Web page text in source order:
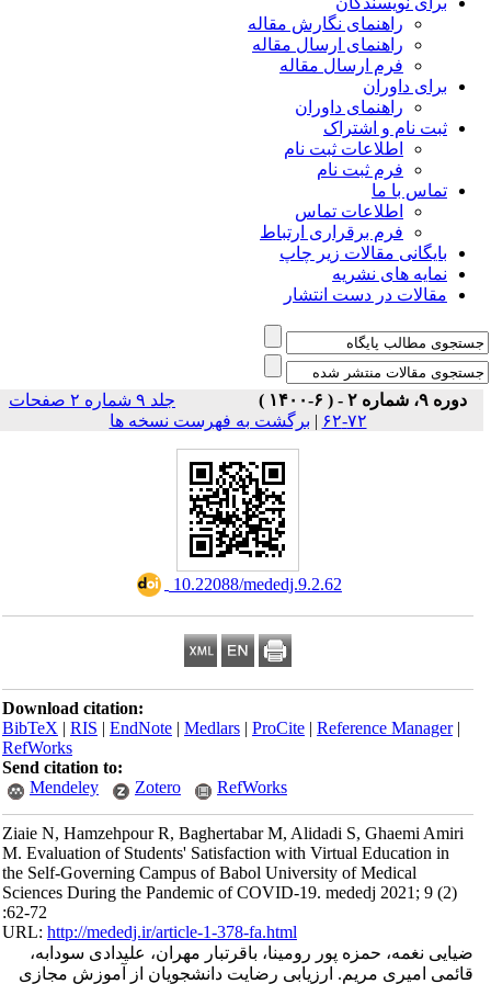
راهنمای نگارش مقاله
راهنمای ارسال مقاله
فرم ارسال مقاله
برای داوران
راهنمای داوران
ثبت نام و اشتراک
اطلاعات ثبت نام
فرم ثبت نام
تماس با ما
اطلاعات تماس
فرم برقراری ارتباط
بایگانی مقالات زیر چاپ
نمایه های نشریه
مقالات در دست انتشار
دوره ۹، شماره ۲ - ( ۶-۱۴۰۰ )
جلد ۹ شماره ۲ صفحات
۷۲-۶۲
| برگشت به فهرست نسخه ها
‎ 10.22088/mededj.9.2.62
Download citation:
BibTeX|RIS|EndNote|Medlars|ProCite|Reference Manager
RefWorks
Send citation to:
Mendeley
Zotero RefWorks
Ziaie N, Hamzehpour R, Baghertabar M, Alidadi S, Ghaemi Amiri
M. Evaluation of Students' Satisfaction with Virtual Education in
the Self-Governing Campus of Babol University of Medical
Sciences During the Pandemic of COVID-19. mededj 2021; 9 (2)
:62-72
URL:http://mededj.ir/article-1-378-fa.html
ضیایی نغمه، حمزه پور رومینا، باقرتبار مهران، علیدادی سودابه،
قائمی امیری مریم. ارزیابی رضایت دانشجویان از آموزش مجازی